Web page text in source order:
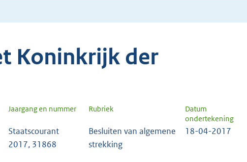
Koninkrijk der
Jaargang en nummer Rubriek
Datum
ondertekening
Staatscourant
2017, 31868
Besluiten van algemene
strekking
18-04-2017